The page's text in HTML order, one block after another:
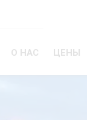
О НАС ЦЕНЫ